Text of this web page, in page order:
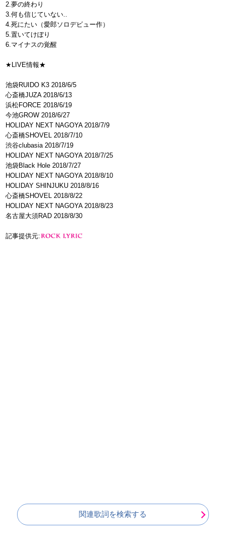
2.夢の終わり
3.何も信じていない..
4.死にたい（愛郎ソロデビュー作）
5.置いてけぼり
6.マイナスの覚醒
★LIVE情報★
池袋RUIDO K3 2018/6/5
心斎橋JUZA 2018/6/13
浜松FORCE 2018/6/19
今池GROW 2018/6/27
HOLIDAY NEXT NAGOYA 2018/7/9
心斎橋SHOVEL 2018/7/10
渋谷clubasia 2018/7/19
HOLIDAY NEXT NAGOYA 2018/7/25
池袋Black Hole 2018/7/27
HOLIDAY NEXT NAGOYA 2018/8/10
HOLIDAY SHINJUKU 2018/8/16
心斎橋SHOVEL 2018/8/22
HOLIDAY NEXT NAGOYA 2018/8/23
名古屋大須RAD 2018/8/30
記事提供元:
関連歌詞を検索する